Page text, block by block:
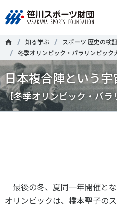
財団
研究
調
知る
＃誰が子どものスポーツをささえるの
＃アクティブなまちづくり ＃
調査
知る学ぶ
スポーツ 歴史の検証
冬季オリンピック・パラリンピック
日本複合陣という宇
【冬季オリンピック・パラ
最後の冬、夏同一年開催と
オリンピックは、橋本聖子の